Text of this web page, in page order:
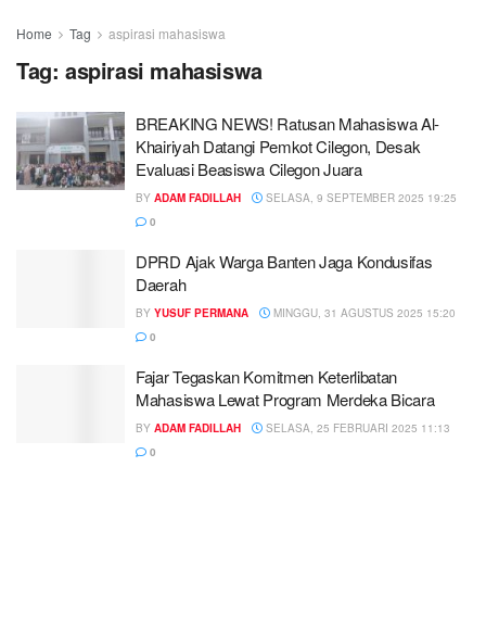
Home Tag aspirasi mahasiswa
Tag: aspirasi mahasiswa
BREAKING NEWS! Ratusan Mahasiswa Al-
Khairiyah Datangi Pemkot Cilegon, Desak
Evaluasi Beasiswa Cilegon Juara
BY ADAM FADILLAH
SELASA, 9 SEPTEMBER 2025 19:25
0
DPRD Ajak Warga Banten Jaga Kondusifas
Daerah
BY YUSUF PERMANA
MINGGU, 31 AGUSTUS 2025 15:20
0
Fajar Tegaskan Komitmen Keterlibatan
Mahasiswa Lewat Program Merdeka Bicara
BY ADAM FADILLAH
SELASA, 25 FEBRUARI 2025 11:13
0